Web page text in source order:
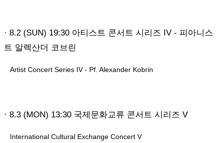
· 8.2 (SUN) 19:30 아티스트 콘서트 시리즈 IV - 피아니스
트 알렉산더 코브린
Artist Concert Series IV - Pf. Alexander Kobrin
· 8.3 (MON) 13:30 국제문화교류 콘서트 시리즈 V
International Cultural Exchange Concert V